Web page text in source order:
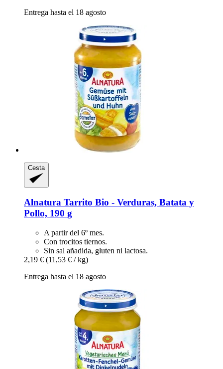
Entrega hasta el 18 agosto
Cesta
Alnatura Tarrito Bio -​ Verduras, Batata y
Pollo, 190 g
A partir del 6º mes.
Con trocitos tiernos.
Sin sal añadida, gluten ni lactosa.
2,19 € (11,53 € / kg)
Entrega hasta el 18 agosto